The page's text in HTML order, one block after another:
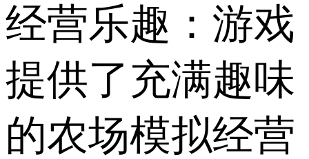
经营乐趣：游戏
提供了充满趣味
的农场模拟经营